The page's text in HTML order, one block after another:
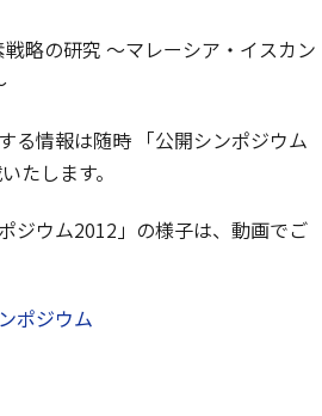
略の研究 ～マレーシア・イスカン
る情報は随時 「公開シンポジウム
たします。
ジウム2012」の様子は、動画でご
ポジウム